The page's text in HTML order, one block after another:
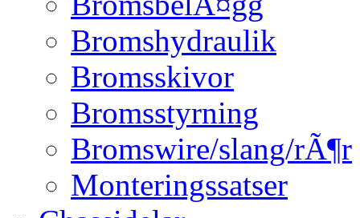
Bromshydraulik
Bromsskivor
Bromsstyrning
Bromswire/slang/rÃ¶r
Monteringssatser